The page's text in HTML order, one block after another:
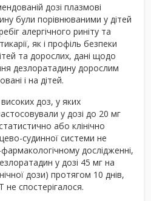
дозі плазмові
були порівнюваними у дітей
алергічного риніту та
як і профіль безпеки
та дорослих, дані щодо
дезлоратадину дорослим
і на дітей.
доз, у яких
у дозі до 20 мг
або клінічно
судинної системи не
фармакологічному дослідженні,
у дозі 45 мг на
дози) протягом 10 днів,
спостерігалося.